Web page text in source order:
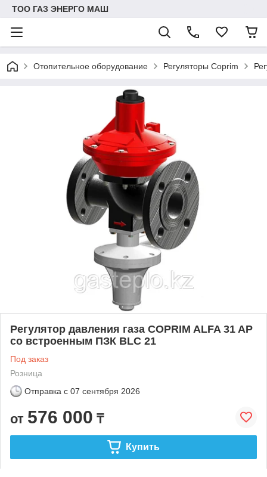
ТОО ГАЗ ЭНЕРГО МАШ
Отопительное оборудование Регуляторы Coprim
Регулятор давления газа COPRIM ALFA 31 AP
со встроенным ПЗК BLC 21
Под заказ
Розница
Отправка с 07 сентября 2026
от 576 000 ₸
Купить